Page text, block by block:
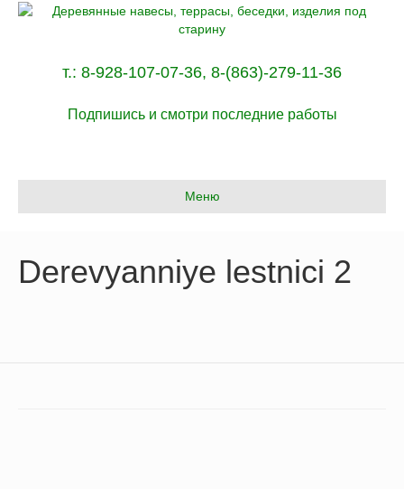
т.: 8-928-107-07-36, 8-(863)-279-11-36
Подпишись и смотри последние работы
Меню
Derevyanniye lestnici 2